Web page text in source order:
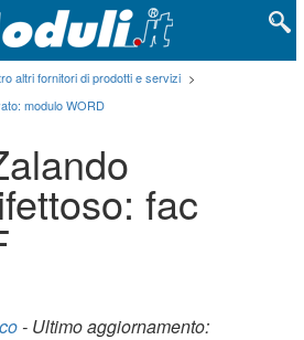
altri fornitori di prodotti e servizi >
modulo WORD
fac
- Ultimo aggiornamento: